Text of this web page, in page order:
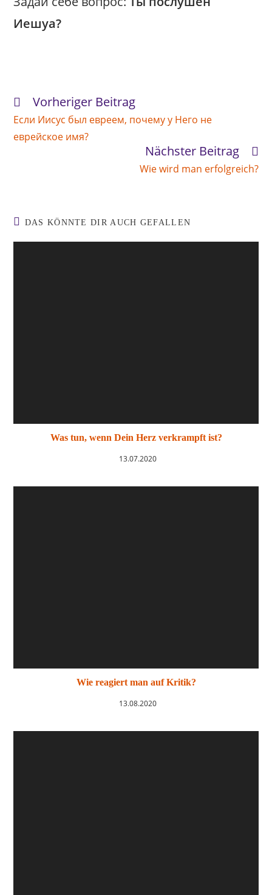
Иешуа?
Weitere
ansehen
Vorheriger Beitrag
Если Иисус был евреем, почему у Него не
еврейское имя?
Nächster Beitrag
Wie wird man erfolgreich?
DAS KÖNNTE DIR AUCH GEFALLEN
Was tun, wenn Dein Herz verkrampft ist?
13.07.2020
Wie reagiert man auf Kritik?
13.08.2020